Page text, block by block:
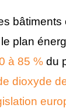
bâtiments
plan
à 85 % du
dioxyde